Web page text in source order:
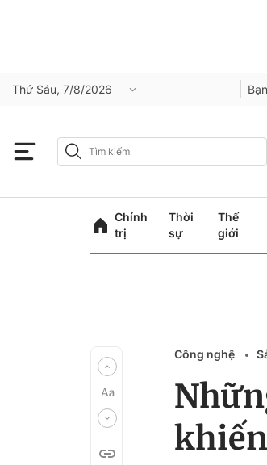
Thứ Sáu, 7/8/2026
Chính
trị
Thời
sự
Thế
giới
Công nghệ